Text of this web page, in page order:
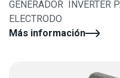
GENERADOR INVERTER
ELECTRODO
Más información